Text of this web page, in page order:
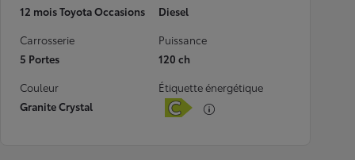
12 mois Toyota Occasions
Diesel
Carrosserie
5 Portes
Puissance
120 ch
Couleur
Granite Crystal
Étiquette énergétique